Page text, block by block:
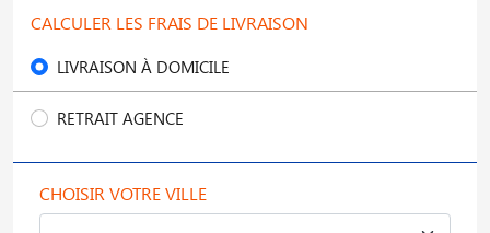
CALCULER LES FRAIS DE LIVRAISON
LIVRAISON À DOMICILE
RETRAIT AGENCE
CHOISIR VOTRE VILLE